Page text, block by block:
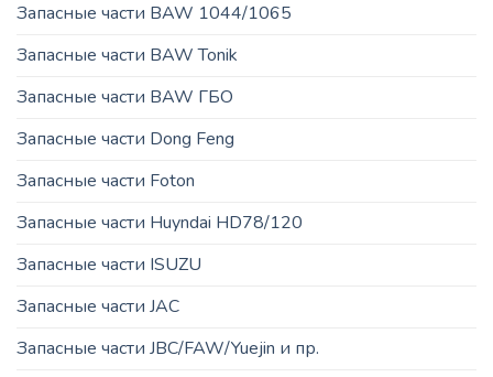
Запасные части BAW 1044/1065
Запасные части BAW Tonik
Запасные части BAW ГБО
Запасные части Dong Feng
Запасные части Foton
Запасные части Huyndai HD78/120
Запасные части ISUZU
Запасные части JAC
Запасные части JBC/FAW/Yuejin и пр.